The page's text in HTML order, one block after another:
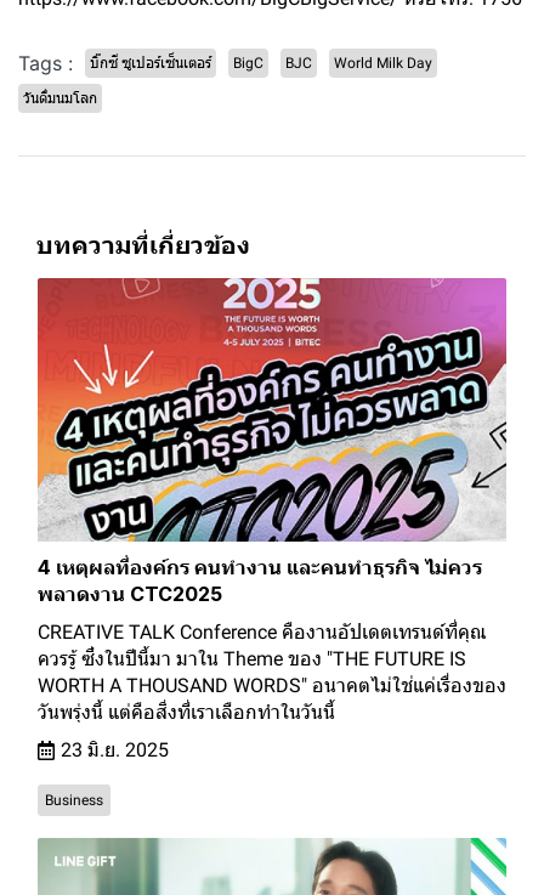
Tags : บิ๊กซี ซูเปอร์เซ็นเตอร์ BigC BJC World Milk Day
วันดื่มนมโลก
บทความที่เกี่ยวข้อง
4 เหตุผลที่องค์กร คนทำงาน และคนทำธุรกิจ ไม่ควร
พลาดงาน CTC2025
CREATIVE TALK Conference คืองานอัปเดตเทรนด์ที่คุณ
ควรรู้ ซึ่งในปีนี้มา มาใน Theme ของ "THE FUTURE IS
WORTH A THOUSAND WORDS" อนาคตไม่ใช่แค่เรื่องของ
วันพรุ่งนี้ แต่คือสิ่งที่เราเลือกทำในวันนี้
23 มิ.ย. 2025
Business